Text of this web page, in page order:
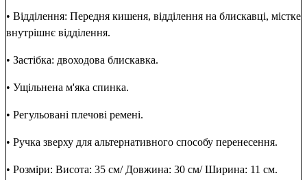
• Відділення: Передня кишеня, відділення на блискавці, містке
внутрішнє відділення.
• Застібка: двоходова блискавка.
• Ущільнена м'яка спинка.
• Регульовані плечові ремені.
• Ручка зверху для альтернативного способу перенесення.
• Розміри: Висота: 35 см/ Довжина: 30 см/ Ширина: 11 см.